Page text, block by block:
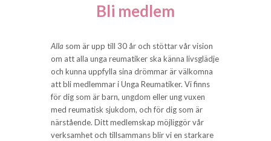
Bli medlem
Alla som är upp till 30 år och stöttar vår vision
om att alla unga reumatiker ska känna livsglädje
och kunna uppfylla sina drömmar är välkomna
att bli medlemmar i Unga Reumatiker. Vi finns
för dig som är barn, ungdom eller ung vuxen
med reumatisk sjukdom, och för dig som är
närstående. Ditt medlemskap möjliggör vår
verksamhet och tillsammans blir vi en starkare